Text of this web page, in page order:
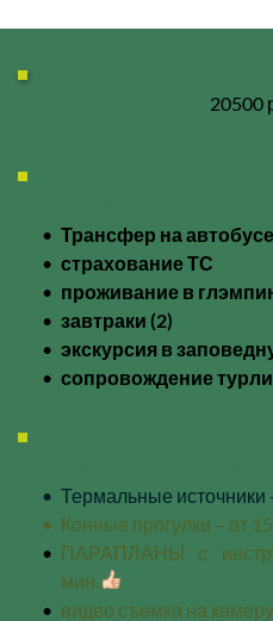
20500
Трансфер на
страхование ТС
проживание в
завтраки (2)
экскурсия в
сопровождение
Термальные источники
Конные прогулки – от
ПАРАПЛАНЫ с
мин.
видео съемка на